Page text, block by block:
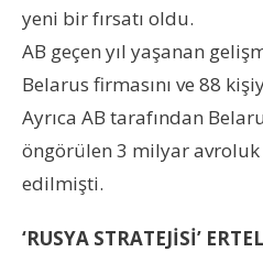
yeni bir fırsatı oldu.
AB geçen yıl yaşanan
Belarus firmasını ve 88
Ayrıca AB tarafından
öngörülen 3 milyar avroluk
edilmişti.
‘RUSYA STRATEJİSİ’